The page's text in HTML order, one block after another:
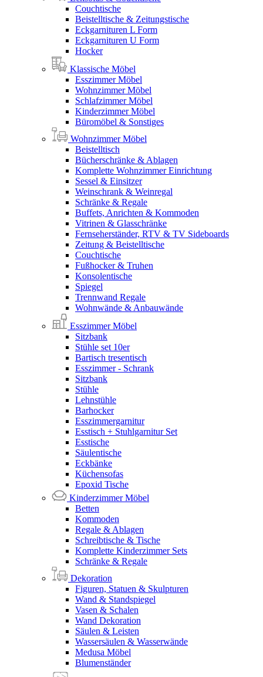
Couchtische
Beistelltische & Zeitungstische
Eckgarnituren L Form
Eckgarnituren U Form
Hocker
Klassische Möbel
Esszimmer Möbel
Wohnzimmer Möbel
Schlafzimmer Möbel
Kinderzimmer Möbel
Büromöbel & Sonstiges
Wohnzimmer Möbel
Beistelltisch
Bücherschränke & Ablagen
Komplette Wohnzimmer Einrichtung
Sessel & Einsitzer
Weinschrank & Weinregal
Schränke & Regale
Buffets, Anrichten & Kommoden
Vitrinen & Glasschränke
Fernseherständer, RTV & TV Sideboards
Zeitung & Beistelltische
Couchtische
Fußhocker & Truhen
Konsolentische
Spiegel
Trennwand Regale
Wohnwände & Anbauwände
Esszimmer Möbel
Sitzbank
Stühle set 10er
Bartisch tresentisch
Esszimmer - Schrank
Sitzbank
Stühle
Lehnstühle
Barhocker
Esszimmergarnitur
Esstisch + Stuhlgarnitur Set
Esstische
Säulentische
Eckbänke
Küchensofas
Epoxid Tische
Kinderzimmer Möbel
Betten
Kommoden
Regale & Ablagen
Schreibtische & Tische
Komplette Kinderzimmer Sets
Schränke & Regale
Dekoration
Figuren, Statuen & Skulpturen
Wand & Standspiegel
Vasen & Schalen
Wand Dekoration
Säulen & Leisten
Wassersäulen & Wasserwände
Medusa Möbel
Blumenständer